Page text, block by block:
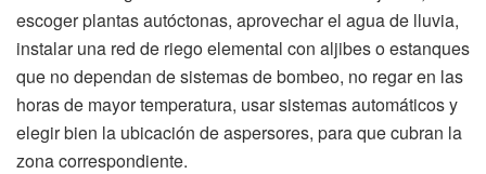
escoger plantas autóctonas, aprovechar el agua de lluvia,
instalar una red de riego elemental con aljibes o estanques
que no dependan de sistemas de bombeo, no regar en las
horas de mayor temperatura, usar sistemas automáticos y
elegir bien la ubicación de aspersores, para que cubran la
zona correspondiente.